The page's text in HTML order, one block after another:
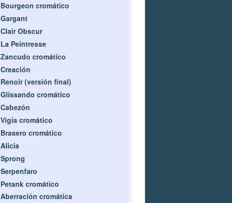
Bourgeon cromático
Gargant
Clair Obscur
La Peintresse
Zancudo cromático
Creación
Renoir (versión final)
Glissando cromático
Cabezón
Vigía cromático
Brasero cromático
Alicia
Sprong
Serpenfaro
Petank cromático
Aberración cromática